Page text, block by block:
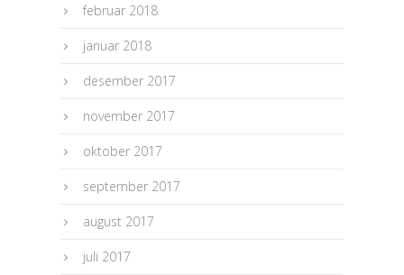
februar 2018
januar 2018
desember 2017
november 2017
oktober 2017
september 2017
august 2017
juli 2017